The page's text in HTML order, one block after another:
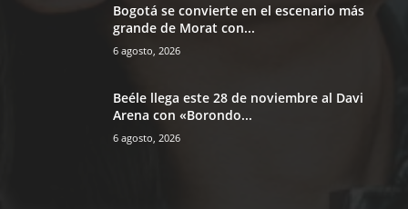
Bogotá se convierte en el escenario más
grande de Morat con...
6 agosto, 2026
Beéle llega este 28 de noviembre al Davi
Arena con «Borondo...
6 agosto, 2026